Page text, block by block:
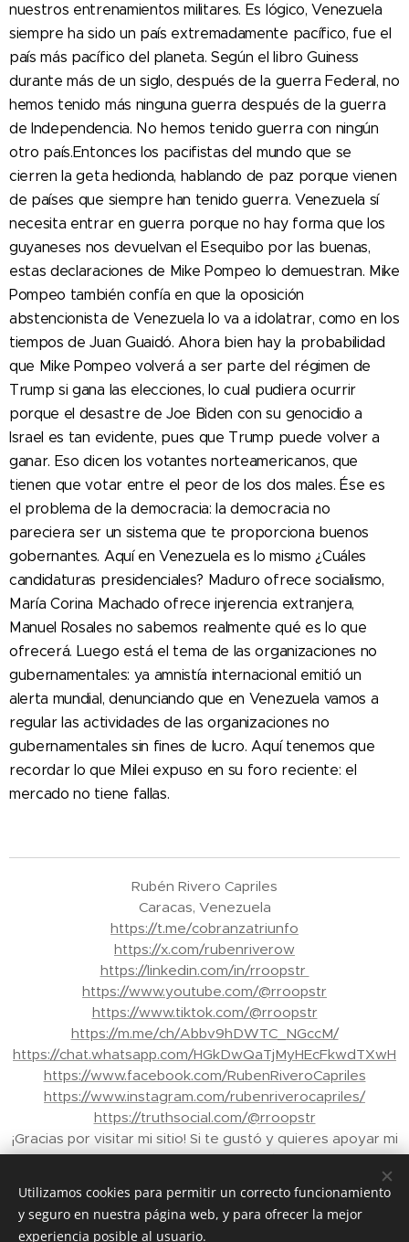
nuestros entrenamientos militares. Es lógico, Venezuela
siempre ha sido un país extremadamente pacífico, fue el
país más pacífico del planeta. Según el libro Guiness
durante más de un siglo, después de la guerra Federal, no
hemos tenido más ninguna guerra después de la guerra
de Independencia. No hemos tenido guerra con ningún
otro país.Entonces los pacifistas del mundo que se
cierren la geta hedionda, hablando de paz porque vienen
de países que siempre han tenido guerra. Venezuela sí
necesita entrar en guerra porque no hay forma que los
guyaneses nos devuelvan el Esequibo por las buenas,
estas declaraciones de Mike Pompeo lo demuestran. Mike
Pompeo también confía en que la oposición
abstencionista de Venezuela lo va a idolatrar, como en los
tiempos de Juan Guaidó. Ahora bien hay la probabilidad
que Mike Pompeo volverá a ser parte del régimen de
Trump si gana las elecciones, lo cual pudiera ocurrir
porque el desastre de Joe Biden con su genocidio a
Israel es tan evidente, pues que Trump puede volver a
ganar. Eso dicen los votantes norteamericanos, que
tienen que votar entre el peor de los dos males. Ése es
el problema de la democracia: la democracia no
pareciera ser un sistema que te proporciona buenos
gobernantes. Aquí en Venezuela es lo mismo ¿Cuáles
candidaturas presidenciales? Maduro ofrece socialismo,
María Corina Machado ofrece injerencia extranjera,
Manuel Rosales no sabemos realmente qué es lo que
ofrecerá. Luego está el tema de las organizaciones no
gubernamentales: ya amnistía internacional emitió un
alerta mundial, denunciando que en Venezuela vamos a
regular las actividades de las organizaciones no
gubernamentales sin fines de lucro. Aquí tenemos que
recordar lo que Milei expuso en su foro reciente: el
mercado no tiene fallas.
Rubén Rivero Capriles
Caracas, Venezuela
https://t.me/cobranzatriunfo
https://x.com/rubenriverow
https://linkedin.com/in/rroopstr
https://www.youtube.com/@rroopstr
https://www.tiktok.com/@rroopstr
https://m.me/ch/Abbv9hDWTC_NGccM/
https://chat.whatsapp.com/HGkDwQaTjMyHEcFkwdTXwH
https://www.facebook.com/RubenRiveroCapriles
https://www.instagram.com/rubenriverocapriles/
https://truthsocial.com/@rroopstr
¡Gracias por visitar mi sitio! Si te gustó y quieres apoyar mi
trabajo, puedes enviar propinas a través de Binance a mi
correo electrónico: rroopstr@yahoo.com.ve - Tu apoyo
me ayuda a crear más contenido para ti. ¡Gracias de
nuevo!"
Utilizamos cookies para permitir un correcto funcionamiento
y seguro en nuestra página web, y para ofrecer la mejor
experiencia posible al usuario.